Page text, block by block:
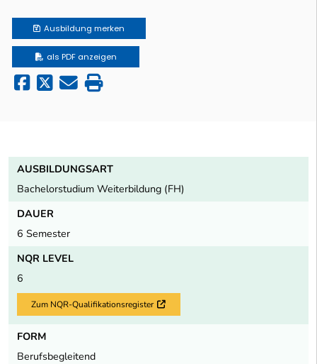
Ausbildung merken
als PDF anzeigen
AUSBILDUNGSART
Bachelorstudium Weiterbildung (FH)
DAUER
6 Semester
NQR LEVEL
6
Zum NQR-Qualifikationsregister Externer Link
FORM
Berufsbegleitend